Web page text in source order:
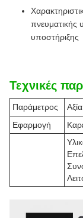
πνευματικής
υποστήριξης
Τεχνικές
Παράμετρος
Αξία
Εφαρμογή